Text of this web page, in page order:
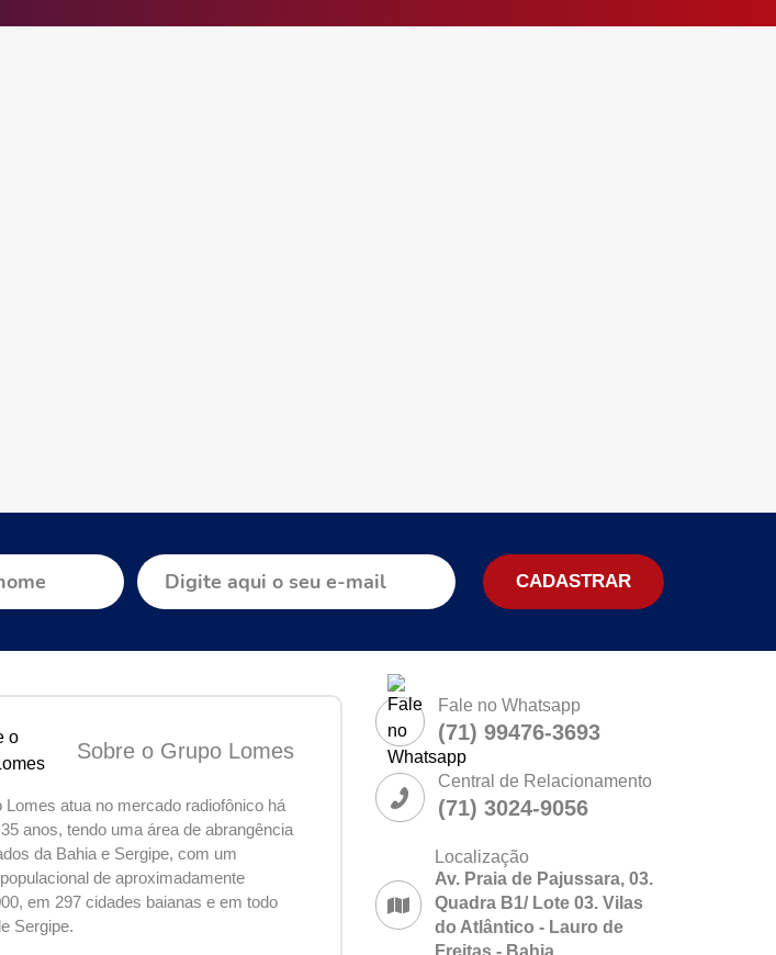
Sobre o Grupo Lomes
Lomes atua no mercado radiofônico há
anos, tendo uma área de abrangência
da Bahia e Sergipe, com um
de aproximadamente
em 297 cidades baianas e em todo
Sergipe.
Fale no Whatsapp
(71) 99476-3693
Central de Relacionamento
(71) 3024-9056
Localização
Av. Praia de Pajussara, 03.
Quadra B1/ Lote 03. Vilas
do Atlântico - Lauro de
Freitas - Bahia.